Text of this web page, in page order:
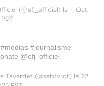
(@efj_officiel) le 11 Oct.
#journalisme
@efj_officiel
Taverdet (@sabtvrdt) le 22